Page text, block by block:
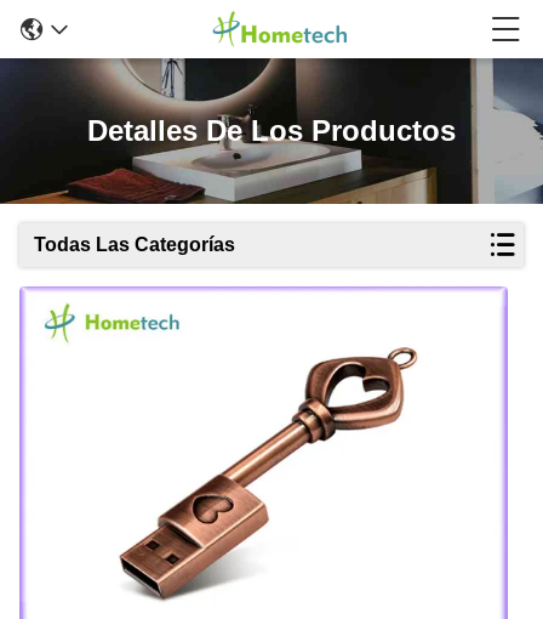
Detalles De Los Productos
Todas Las Categorías